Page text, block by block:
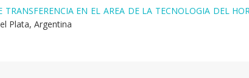
EN EL AREA DE LA TECNOLOGIA DEL
Plata, Argentina